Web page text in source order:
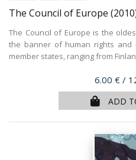
The Council of Europe
The Council of Europe is the
the banner of human rights and
member states, ranging from
Price
6.00 € /
ADD